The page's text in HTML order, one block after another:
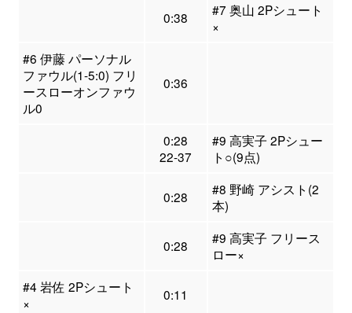
0:38
#7 奥山 2Pシュート
×
#6 伊藤 パーソナル
ファウル(1-5:0) フリ
ースローオンファウ
ル0
0:36
0:28
22-37
#9 高実子 2Pシュー
ト○(9点)
0:28
#8 野崎 アシスト(2
本)
0:28
#9 高実子 フリース
ロー×
#4 岩佐 2Pシュート
×
0:11